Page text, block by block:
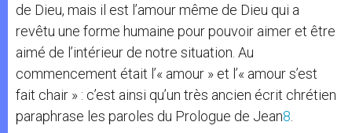
de Dieu, mais il est l’amour même de Dieu qui a
revêtu une forme humaine pour pouvoir aimer et être
aimé de l’intérieur de notre situation. Au
commencement était l’« amour » et l’« amour s’est
fait chair » : c’est ainsi qu’un très ancien écrit chrétien
paraphrase les paroles du Prologue de Jean8